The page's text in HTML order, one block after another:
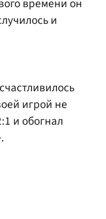
времени он
и
игрой не
и обогнал